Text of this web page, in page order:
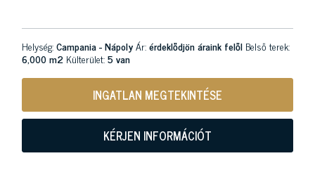
Helység:Campania - NápolyÁr:érdeklődjön áraink felől Belső terek:
6,000 m2 Külterület:5 van
INGATLAN MEGTEKINTÉSE
KÉRJEN INFORMÁCIÓT